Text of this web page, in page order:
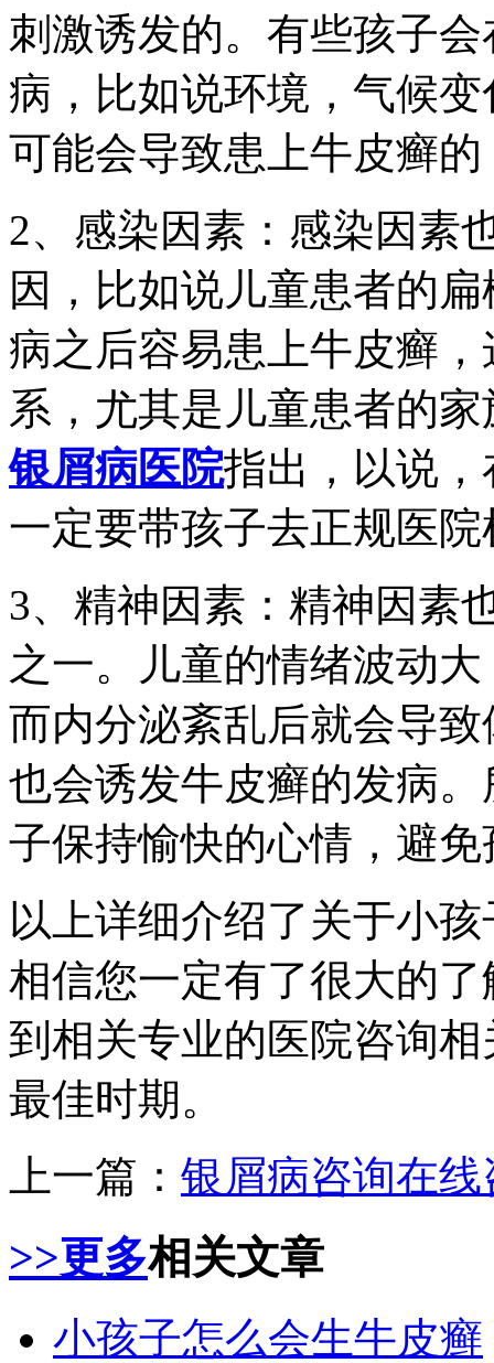
刺激诱发的。有些孩子
病，比如说环境，气候
可能会导致患上牛皮癣
2、感染因素：感染因素
因，比如说儿童患者的
病之后容易患上牛皮癣
系，尤其是儿童患者的
银屑病医院指出，以说
一定要带孩子去正规医
3、精神因素：精神因素
之一。儿童的情绪波动
而内分泌紊乱后就会导
也会诱发牛皮癣的发病
子保持愉快的心情，避
以上详细介绍了关于小
相信您一定有了很大的
到相关专业的医院咨询
最佳时期。
上一篇： 银屑病咨询在线
>>更多相关文章
小孩子怎么会生牛皮癣